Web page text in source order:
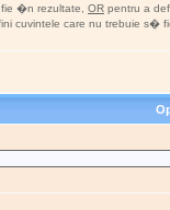
�n rezultate, OR pentru a
cuvintele care nu trebuie s�